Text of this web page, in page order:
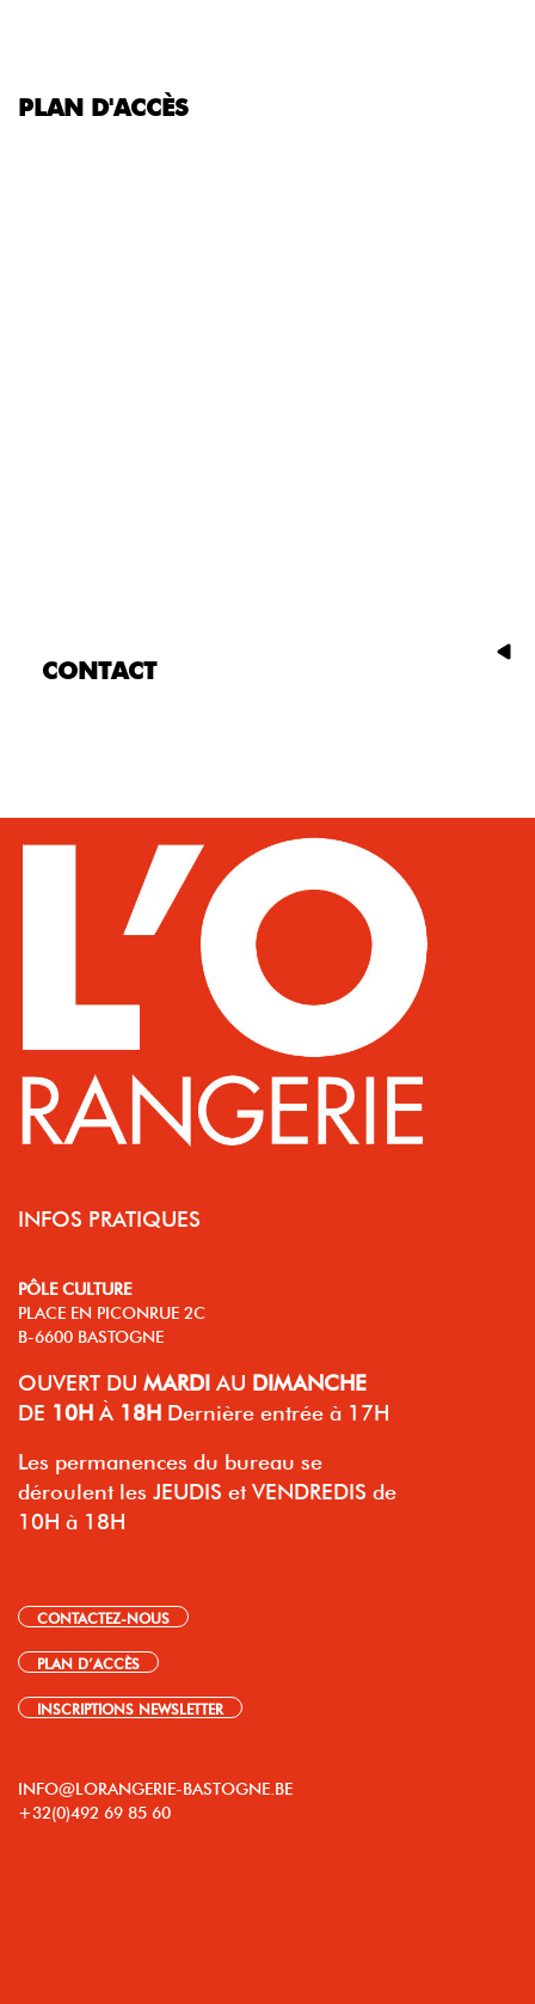
PLAN D'ACCÈS
CONTACT
INFOS PRATIQUES
PÔLE CULTURE
PLACE EN PICONRUE 2C
B-6600 BASTOGNE
OUVERT DU MARDI AU DIMANCHE
DE 10H À 18H Dernière entrée à 17H
Les permanences du bureau se
déroulent les JEUDIS et VENDREDIS de
10H à 18H
CONTACTEZ-NOUS
PLAN D’ACCÈS
INSCRIPTIONS NEWSLETTER
INFO@LORANGERIE-BASTOGNE.BE
+32(0)492 69 85 60